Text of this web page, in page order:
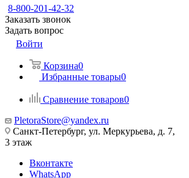
8-800-201-42-32
Заказать звонок
Задать вопрос
Войти
Корзина0
Избранные товары0
Сравнение товаров0
PletoraStore@yandex.ru
Санкт-Петербург, ул. Меркурьева, д. 7,
3 этаж
Вконтакте
WhatsApp